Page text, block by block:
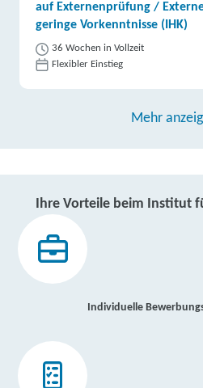
auf Externenprüfung /
geringe Vorkenntnisse (IHK)
36 Wochen in Vollzeit
Flexibler Einstieg
Mehr
Ihre Vorteile beim Institut
Individuelle